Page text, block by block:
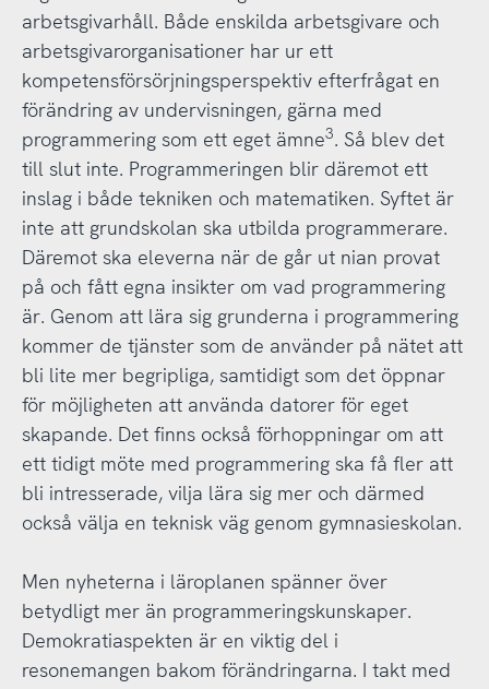
arbetsgivarhåll. Både enskilda arbetsgivare och
arbetsgivarorganisationer har ur ett
kompetensförsörjningsperspektiv efterfrågat en
förändring av undervisningen, gärna med
programmering som ett eget ämne3. Så blev det
till slut inte. Programmeringen blir däremot ett
inslag i både tekniken och matematiken. Syftet är
inte att grundskolan ska utbilda programmerare.
Däremot ska eleverna när de går ut nian provat
på och fått egna insikter om vad programmering
är. Genom att lära sig grunderna i programmering
kommer de tjänster som de använder på nätet att
bli lite mer begripliga, samtidigt som det öppnar
för möjligheten att använda datorer för eget
skapande. Det finns också förhoppningar om att
ett tidigt möte med programmering ska få fler att
bli intresserade, vilja lära sig mer och därmed
också välja en teknisk väg genom gymnasieskolan.
Men nyheterna i läroplanen spänner över
betydligt mer än programmeringskunskaper.
Demokratiaspekten är en viktig del i
resonemangen bakom förändringarna. I takt med